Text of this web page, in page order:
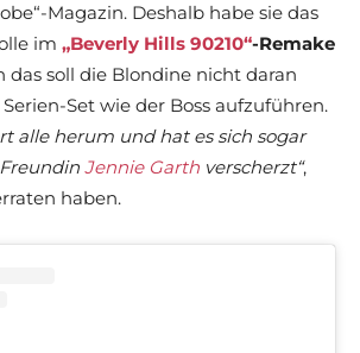
Magazin. Deshalb habe sie das
im „Beverly Hills 90210“-Remake
das soll die Blondine nicht daran
Set wie der Boss aufzuführen.
alle herum und hat es sich sogar
Jennie Garth verscherzt“,
haben.